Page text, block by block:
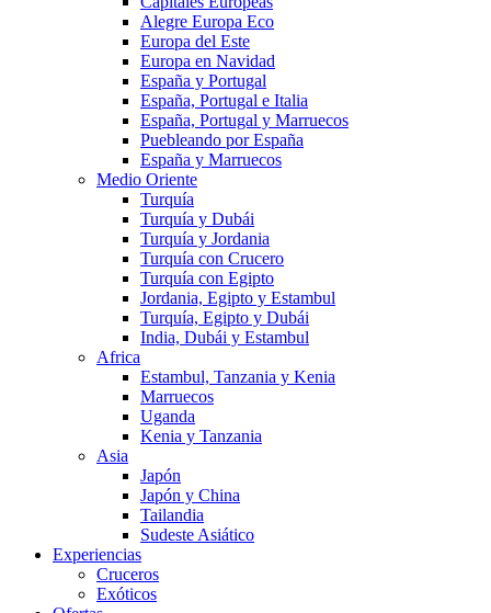
Alegre Europa Eco
Europa del Este
Europa en Navidad
España y Portugal
España, Portugal e Italia
España, Portugal y Marruecos
Puebleando por España
España y Marruecos
Medio Oriente
Turquía
Turquía y Dubái
Turquía y Jordania
Turquía con Crucero
Turquía con Egipto
Jordania, Egipto y Estambul
Turquía, Egipto y Dubái
India, Dubái y Estambul
Africa
Estambul, Tanzania y Kenia
Marruecos
Uganda
Kenia y Tanzania
Asia
Japón
Japón y China
Tailandia
Sudeste Asiático
Experiencias
Cruceros
Exóticos